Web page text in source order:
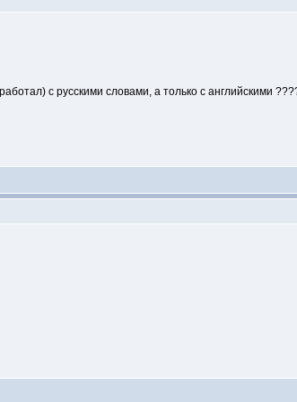
с русскими словами, а только с английскими